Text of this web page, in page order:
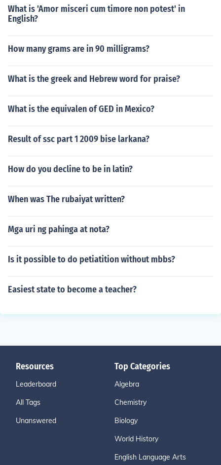
What is 'Amor misceri cum timore non potest' in
English?
How many grams are in 90 milligrams?
What is the greek and Hebrew word for praise?
What is the equivalen of GED in Mexico?
Result of ssc part 1 2009 bise larkana?
How do you decline to be in latin?
When was The rubaiyat written?
Mga uri ng pahinga at nota?
Is it possible to do petiatition without mbbs?
Easiest state to become a teacher?
Resources
Leaderboard
All Tags
Unanswered
Top Categories
Algebra
Chemistry
Biology
World History
English Language Arts